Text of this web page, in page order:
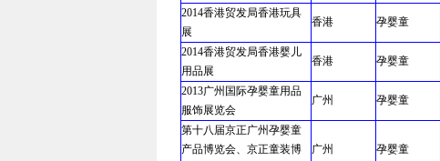
2014香港贸发局香港玩具
展
香港 孕婴童
2014香港贸发局香港婴儿
用品展
香港 孕婴童
2013广州国际孕婴童用品
服饰展览会
广州 孕婴童
第十八届京正广州孕婴童
产品博览会、京正童装博
广州 孕婴童